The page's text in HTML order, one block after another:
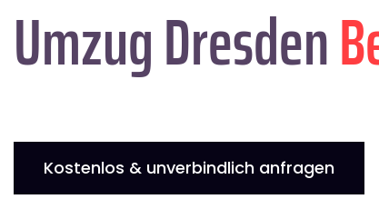
Umzug Dresden
Kostenlos & unverbindlich anfragen